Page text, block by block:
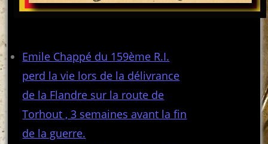
Emile Chappé du 159ème R.I.
perd la vie lors de la délivrance
de la Flandre sur la route de
Torhout , 3 semaines avant la fin
de la guerre.